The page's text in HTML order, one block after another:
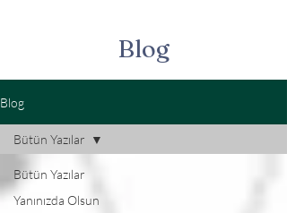
Blog
Blog
Bütün Yazılar
Yanınızda Olsun
Bütün Yazılar